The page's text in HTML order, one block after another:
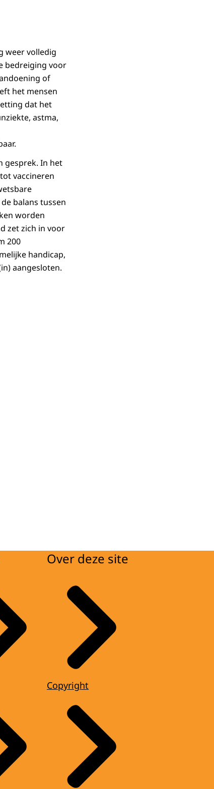
weer volledig
bedreiging voor
of
het mensen
dat het
astma,
gesprek. In het
vaccineren
balans tussen
worden
zet zich in voor
200
handicap,
aangesloten.
Over deze site
Copyright